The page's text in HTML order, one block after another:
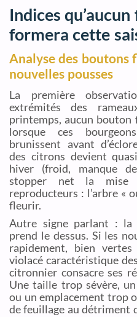
Indices
formera cette
Analyse des boutons
nouvelles pousses
La première
extrémités des
printemps, aucun bouton
lorsque ces
brunissent avant
des citrons devient
hiver (froid, manque
stopper net la mise
reproducteurs : l’arbre «
fleurir.
Autre signe parlant : la
prend le dessus. Si les
rapidement, bien
violacé caractéristique
citronnier consacre ses
Une taille trop sévère, un
ou un emplacement trop
de feuillage au détriment